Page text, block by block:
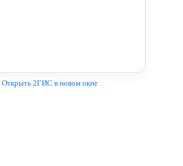
Открыть 2ГИС в новом окне